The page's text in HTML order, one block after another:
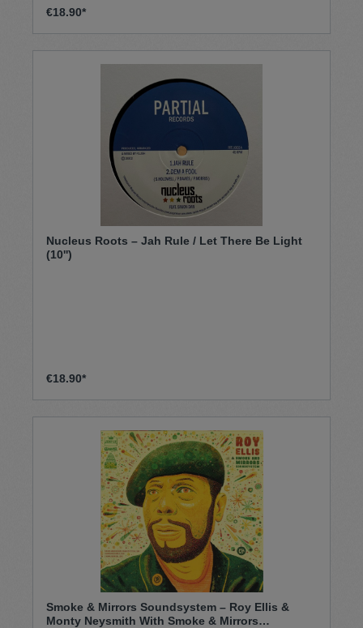
€18.90*
Nucleus Roots – Jah Rule / Let There Be Light
(10'')
€18.90*
Smoke & Mirrors Soundsystem – Roy Ellis &
Monty Neysmith With Smoke & Mirrors